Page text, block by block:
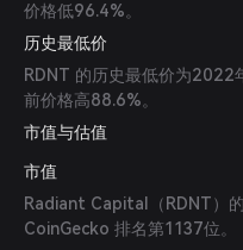
价格低96.4%。
历史最低价
RDNT 的历史最低价为
前价格高88.6%。
市值与估值
市值
Radiant Capital（RDNT）
CoinGecko 排名第1137位。